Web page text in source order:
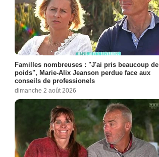
Familles nombreuses : "J'ai pris beaucoup de
poids", Marie-Alix Jeanson perdue face aux
conseils de professionels
dimanche 2 août 2026